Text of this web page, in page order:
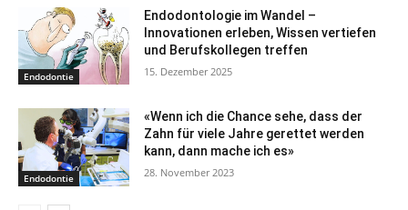
Endodontie
Endodontologie im Wandel –
Innovationen erleben, Wissen vertiefen
und Berufskollegen treffen
15. Dezember 2025
Endodontie
«Wenn ich die Chance sehe, dass der
Zahn für viele Jahre gerettet werden
kann, dann mache ich es»
28. November 2023